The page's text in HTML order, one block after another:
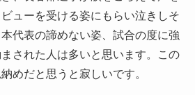
ューを受ける姿にもらい泣きしそ
代表の諦めない姿、試合の度に強
された人は多いと思います。この
めだと思うと寂しいです。